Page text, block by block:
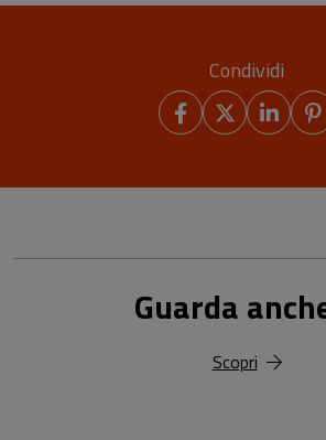
Condividi
Guarda
Scopri